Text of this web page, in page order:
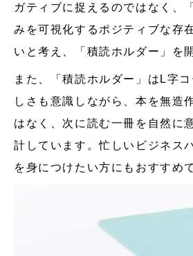
ガティブに捉えるのではなく、
みを可視化するポジティブな存
いと考え、「積読ホルダー」を
また、「積読ホルダー」はL字
しさも意識しながら、本を無造
はなく、次に読む一冊を自然に
計しています。忙しいビジネス
を身につけたい方にもおすすめ